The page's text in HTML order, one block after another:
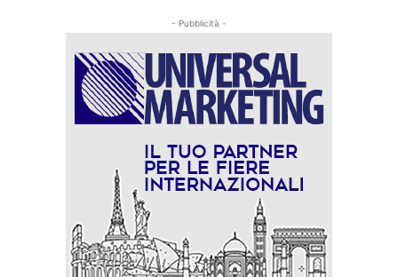
- Pubblicità -